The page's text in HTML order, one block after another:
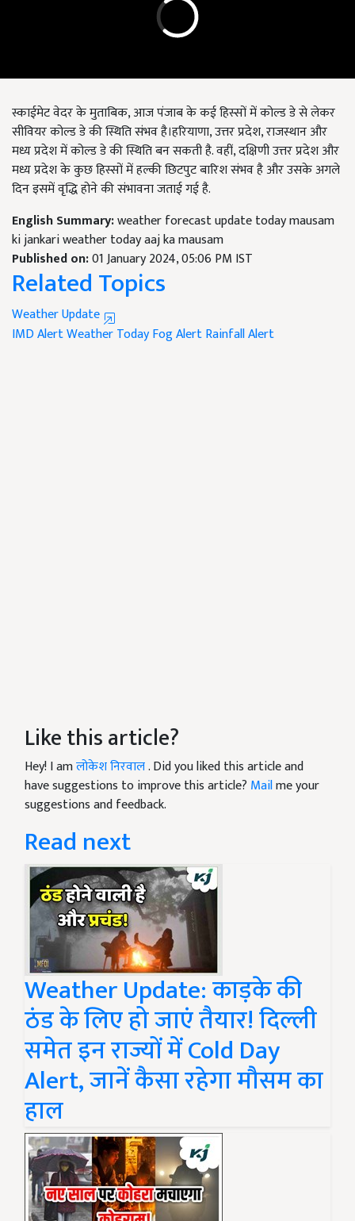
स्काईमेट वेदर के मुताबिक, आज पंजाब के कई हिस्सों में कोल्ड डे से लेकर
सीवियर कोल्ड डे की स्थिति संभव है।हरियाणा, उत्तर प्रदेश, राजस्थान और
मध्य प्रदेश में कोल्ड डे की स्थिति बन सकती है. वहीं, दक्षिणी उत्तर प्रदेश और
मध्य प्रदेश के कुछ हिस्सों में हल्की छिटपुट बारिश संभव है और उसके अगले
दिन इसमें वृद्धि होने की संभावना जताई गई है.
English Summary:weather forecast update today mausam
ki jankari weather today aaj ka mausam
Published on:01 January 2024, 05:06 PM IST
Related Topics
Weather Update
IMD AlertWeather TodayFog AlertRainfall Alert
Like this article?
Hey! I amलोकेश निरवाल. Did you liked this article and
have suggestions to improve this article? Mailme your
suggestions and feedback.
Read next
Weather Update: काड़के की
ठंड के लिए हो जाएं तैयार! दिल्ली
समेत इन राज्यों में Cold Day
Alert, जानें कैसा रहेगा मौसम का
हाल